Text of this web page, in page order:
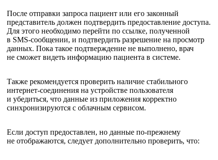
После отправки запроса пациент или его законный
представитель должен подтвердить предоставление доступа.
Для этого необходимо перейти по ссылке, полученной
в SMS-сообщении, и подтвердить разрешение на просмотр
данных. Пока такое подтверждение не выполнено, врач
не сможет видеть информацию пациента в системе.
Также рекомендуется проверить наличие стабильного
интернет-соединения на устройстве пользователя
и убедиться, что данные из приложения корректно
синхронизируются с облачным сервисом.
Если доступ предоставлен, но данные по-прежнему
не отображаются, следует дополнительно проверить, что: